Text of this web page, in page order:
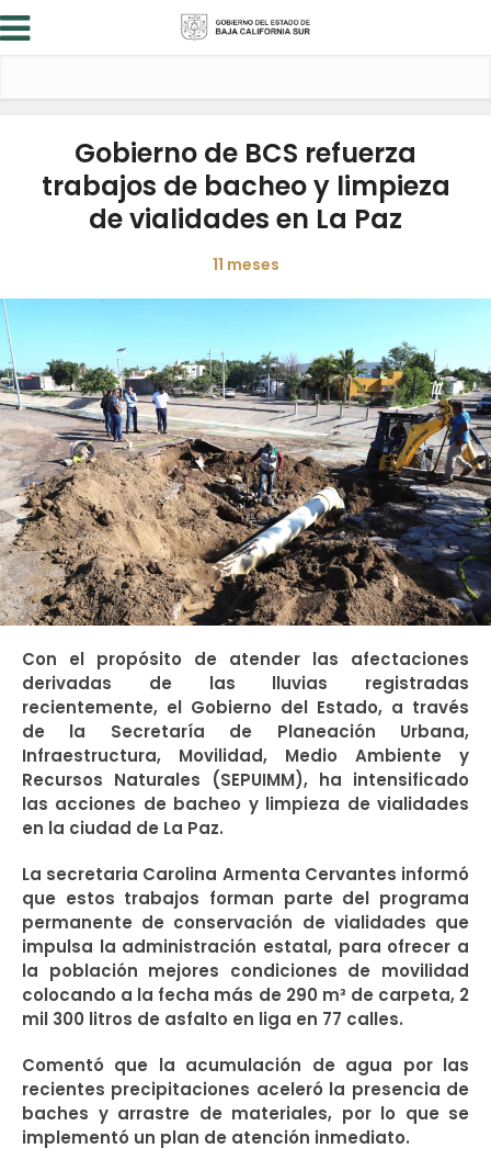
Gobierno de BCS refuerza
trabajos de bacheo y limpieza
de vialidades en La Paz
11 meses
Con el propósito de atender las afectaciones
derivadas de las lluvias registradas
recientemente, el Gobierno del Estado, a través
de la Secretaría de Planeación Urbana,
Infraestructura, Movilidad, Medio Ambiente y
Recursos Naturales (SEPUIMM), ha intensificado
las acciones de bacheo y limpieza de vialidades
en la ciudad de La Paz.
La secretaria Carolina Armenta Cervantes informó
que estos trabajos forman parte del programa
permanente de conservación de vialidades que
impulsa la administración estatal, para ofrecer a
la población mejores condiciones de movilidad
colocando a la fecha más de 290 m³ de carpeta, 2
mil 300 litros de asfalto en liga en 77 calles.
Comentó que la acumulación de agua por las
recientes precipitaciones aceleró la presencia de
baches y arrastre de materiales, por lo que se
implementó un plan de atención inmediato.